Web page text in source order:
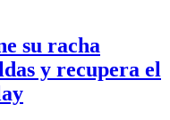
su racha
y recupera el